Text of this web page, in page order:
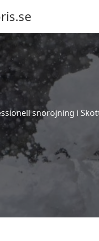
snöröjning i